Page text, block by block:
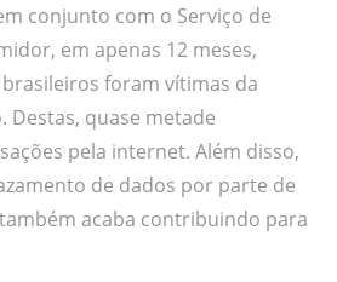
conjunto com o Serviço de
em apenas 12 meses,
foram vítimas da
Destas, quase metade
pela internet. Além disso,
de dados por parte de
acaba contribuindo para